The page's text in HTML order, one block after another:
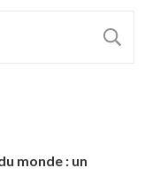
monde : un